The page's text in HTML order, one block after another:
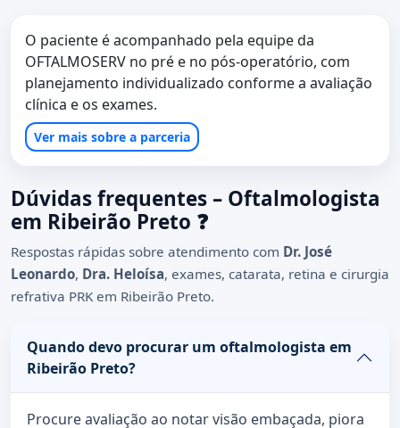
O paciente é acompanhado pela equipe da
OFTALMOSERV no pré e no pós-operatório, com
planejamento individualizado conforme a avaliação
clínica e os exames.
Ver mais sobre a parceria
Dúvidas frequentes – Oftalmologista
em Ribeirão Preto ❓
Respostas rápidas sobre atendimento com Dr. José
Leonardo, Dra. Heloísa, exames, catarata, retina e cirurgia
refrativa PRK em Ribeirão Preto.
Quando devo procurar um oftalmologista em
Ribeirão Preto?
Procure avaliação ao notar visão embaçada, piora